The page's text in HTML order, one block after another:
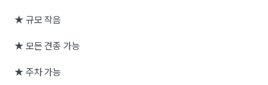
★ 규모 작음
★ 모든 견종 가능
★ 주차 가능